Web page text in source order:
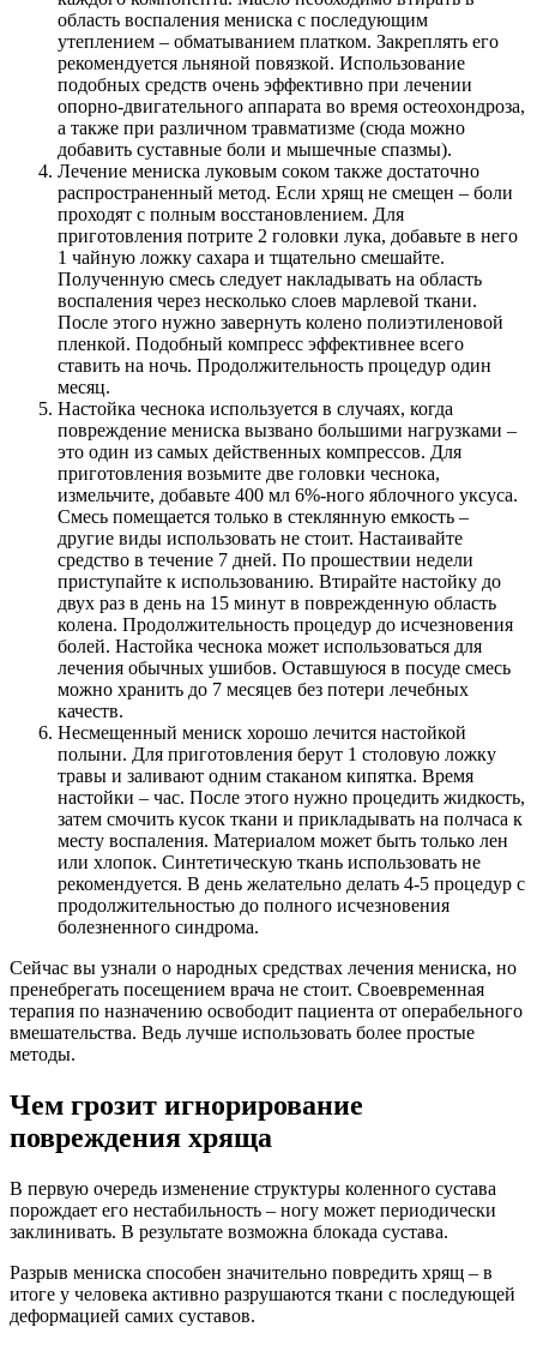
область воспаления мениска с последующим
утеплением – обматыванием платком. Закреплять его
рекомендуется льняной повязкой. Использование
подобных средств очень эффективно при лечении
опорно-двигательного аппарата во время остеохондроза,
а также при различном травматизме (сюда можно
добавить суставные боли и мышечные спазмы).
Лечение мениска луковым соком также достаточно
распространенный метод. Если хрящ не смещен – боли
проходят с полным восстановлением. Для
приготовления потрите 2 головки лука, добавьте в него
1 чайную ложку сахара и тщательно смешайте.
Полученную смесь следует накладывать на область
воспаления через несколько слоев марлевой ткани.
После этого нужно завернуть колено полиэтиленовой
пленкой. Подобный компресс эффективнее всего
ставить на ночь. Продолжительность процедур один
месяц.
Настойка чеснока используется в случаях, когда
повреждение мениска вызвано большими нагрузками –
это один из самых действенных компрессов. Для
приготовления возьмите две головки чеснока,
измельчите, добавьте 400 мл 6%-ного яблочного уксуса.
Смесь помещается только в стеклянную емкость –
другие виды использовать не стоит. Настаивайте
средство в течение 7 дней. По прошествии недели
приступайте к использованию. Втирайте настойку до
двух раз в день на 15 минут в поврежденную область
колена. Продолжительность процедур до исчезновения
болей. Настойка чеснока может использоваться для
лечения обычных ушибов. Оставшуюся в посуде смесь
можно хранить до 7 месяцев без потери лечебных
качеств.
Несмещенный мениск хорошо лечится настойкой
полыни. Для приготовления берут 1 столовую ложку
травы и заливают одним стаканом кипятка. Время
настойки – час. После этого нужно процедить жидкость,
затем смочить кусок ткани и прикладывать на полчаса к
месту воспаления. Материалом может быть только лен
или хлопок. Синтетическую ткань использовать не
рекомендуется. В день желательно делать 4-5 процедур с
продолжительностью до полного исчезновения
болезненного синдрома.
Сейчас вы узнали о народных средствах лечения мениска, но
пренебрегать посещением врача не стоит. Своевременная
терапия по назначению освободит пациента от операбельного
вмешательства. Ведь лучше использовать более простые
методы.
Чем грозит игнорирование
повреждения хряща
В первую очередь изменение структуры коленного сустава
порождает его нестабильность – ногу может периодически
заклинивать. В результате возможна блокада сустава.
Разрыв мениска способен значительно повредить хрящ – в
итоге у человека активно разрушаются ткани с последующей
деформацией самих суставов.